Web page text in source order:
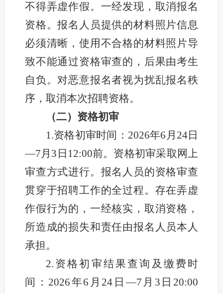
不得弄虚作假。一经发现，取消报名
资格。报名人员提供的材料照片信息
必须清晰，使用不合格的材料照片导
致不能通过资格审查的，后果由考生
自负。对恶意报名者视为扰乱报名秩
序，取消本次招聘资格。
（二）资格初审
1.资格初审时间：2026年6月24日
—7月3日12:00前。资格初审采取网上
审查方式进行。报名人员的资格审查
贯穿于招聘工作的全过程。存在弄虚
作假行为的，一经核实，取消资格，
所造成的损失和责任由报名人员本人
承担。
2.资格初审结果查询及缴费时
间：2026年6月24日—7月3日20:00